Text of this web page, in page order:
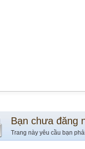
Bạn chưa đăng
Trang này yêu cầu bạn